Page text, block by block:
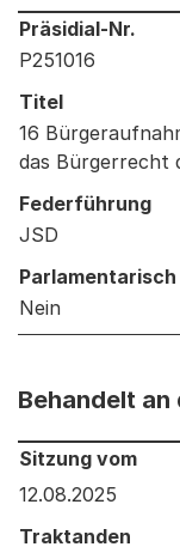
Informationen
Präsidial-Nr.
P251016
Titel
16
das Bürgerrecht
Federführung
JSD
Parlamentarisch
Nein
Behandelt
Behandelt an
Sitzung vom
12.08.2025
Traktanden